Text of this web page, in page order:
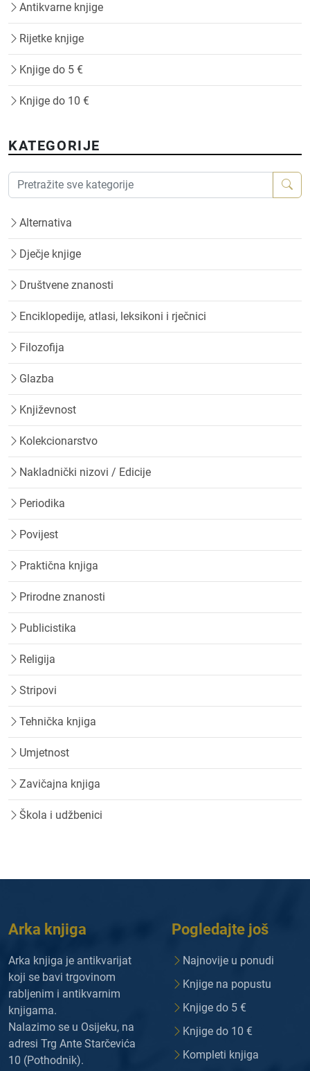
Antikvarne knjige
Rijetke knjige
Knjige do 5 €
Knjige do 10 €
KATEGORIJE
Alternativa
Dječje knjige
Društvene znanosti
Enciklopedije, atlasi, leksikoni i rječnici
Filozofija
Glazba
Književnost
Kolekcionarstvo
Nakladnički nizovi / Edicije
Periodika
Povijest
Praktična knjiga
Prirodne znanosti
Publicistika
Religija
Stripovi
Tehnička knjiga
Umjetnost
Zavičajna knjiga
Škola i udžbenici
Arka knjiga
Arka knjiga je antikvarijat
koji se bavi trgovinom
rabljenim i antikvarnim
knjigama.
Nalazimo se u Osijeku, na
adresi Trg Ante Starčevića
10 (Pothodnik).
Pogledajte još
Najnovije u ponudi
Knjige na popustu
Knjige do 5 €
Knjige do 10 €
Kompleti knjiga